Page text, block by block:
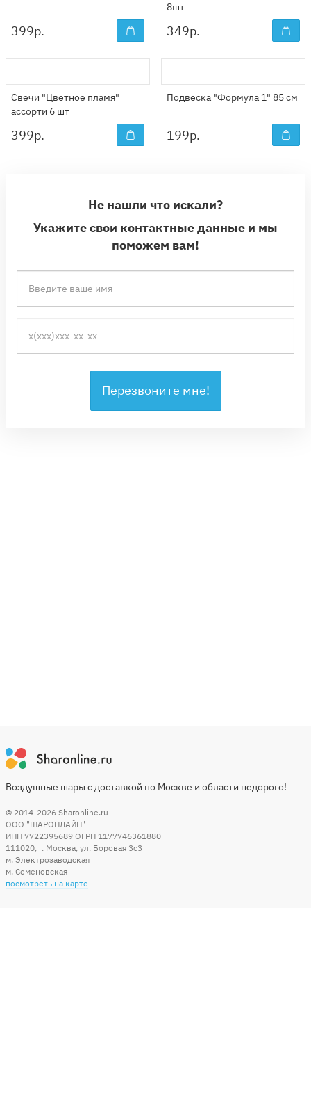
399р.
8шт
349р.
Свечи "Цветное пламя"
ассорти 6 шт
399р.
Подвеска "Формула 1" 85 см
199р.
Не нашли что искали?
Укажите свои контактные данные и мы
поможем вам!
Перезвоните мне!
Воздушные шары с доставкой по Москве и области недорого!
© 2014-2026 Sharonline.ru
ООО "ШАРОНЛАЙН"
ИНН 7722395689 ОГРН 1177746361880
111020, г. Москва, ул. Боровая 3c3
м. Электрозаводская
м. Семеновская
посмотреть на карте